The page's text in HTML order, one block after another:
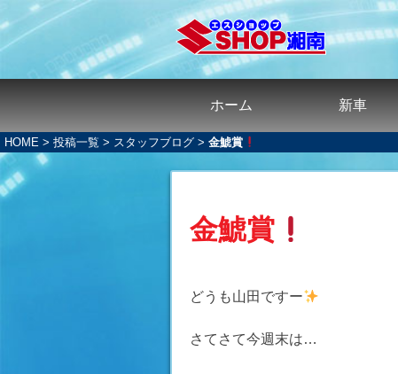
ホーム 新車
HOME > 投稿一覧 > スタッフブログ > 金鯱賞
金鯱賞
どうも山田ですー
さてさて今週末は…